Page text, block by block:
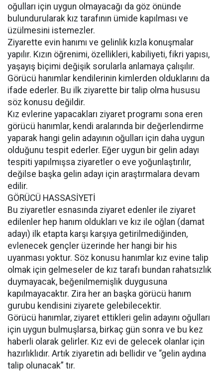
oğulları için uygun olmayacağı da göz önünde
bulundurularak kız tarafının ümide kapılması ve
üzülmesini istemezler.
Ziyarette evin hanımı ve gelinlik kızla konuşmalar
yapılır. Kızın öğrenimi, özellikleri, kabiliyeti, fikri yapısı,
yaşayış biçimi değişik sorularla anlamaya çalışılır.
Görücü hanımlar kendilerinin kimlerden olduklarını da
ifade ederler. Bu ilk ziyarette bir talip olma hususu
söz konusu değildir.
Kız evlerine yapacakları ziyaret programı sona eren
görücü hanımlar, kendi aralarında bir değerlendirme
yaparak hangi gelin adayının oğulları için daha uygun
olduğunu tespit ederler. Eğer uygun bir gelin adayı
tespiti yapılmışsa ziyaretler o eve yoğunlaştırılır,
değilse başka gelin adayı için araştırmalara devam
edilir.
GÖRÜCÜ HASSASİYETİ
Bu ziyaretler esnasında ziyaret edenler ile ziyaret
edilenler hep hanım oldukları ve kız ile oğlan (damat
adayı) ilk etapta karşı karşıya getirilmediğinden,
evlenecek gençler üzerinde her hangi bir his
uyanması yoktur. Söz konusu hanımlar kız evine talip
olmak için gelmeseler de kız tarafı bundan rahatsızlık
duymayacak, beğenilmemişlik duygusuna
kapılmayacaktır. Zira her an başka görücü hanım
gurubu kendisini ziyarete gelebilecektir.
Görücü hanımlar, ziyaret ettikleri gelin adayını oğulları
için uygun bulmuşlarsa, birkaç gün sonra ve bu kez
haberli olarak gelirler. Kız evi de gelecek olanlar için
hazırlıklıdır. Artık ziyaretin adı bellidir ve “gelin aydına
talip olunacak” tır.